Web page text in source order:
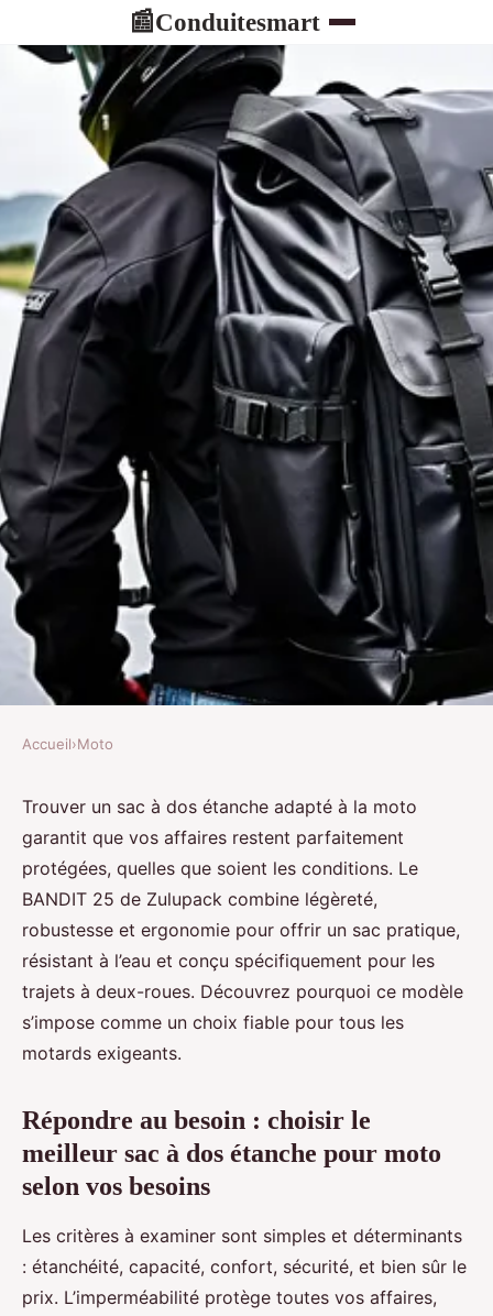
📰Conduitesmart
Le meilleur sac à dos étanche
pour vos trajets à moto
Luna•6 juin 2025•5 min de lecture
Accueil›Moto
Trouver un sac à dos étanche adapté à la moto
garantit que vos affaires restent parfaitement
protégées, quelles que soient les conditions. Le
BANDIT 25 de Zulupack combine légèreté,
robustesse et ergonomie pour offrir un sac pratique,
résistant à l’eau et conçu spécifiquement pour les
trajets à deux-roues. Découvrez pourquoi ce modèle
s’impose comme un choix fiable pour tous les
motards exigeants.
Répondre au besoin : choisir le
meilleur sac à dos étanche pour moto
selon vos besoins
Les critères à examiner sont simples et déterminants
: étanchéité, capacité, confort, sécurité, et bien sûr le
prix. L’imperméabilité protège toutes vos affaires,